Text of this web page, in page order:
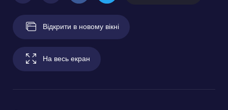
Відкрити в новому вікні
На весь екран